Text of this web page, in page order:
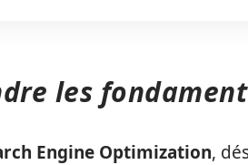
les
Engine Optimization,